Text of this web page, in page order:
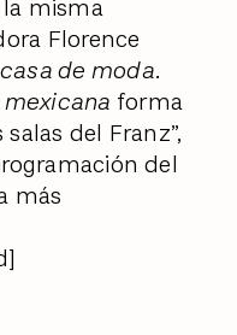
misma
Florence
de moda.
forma
del Franz”,
del
más